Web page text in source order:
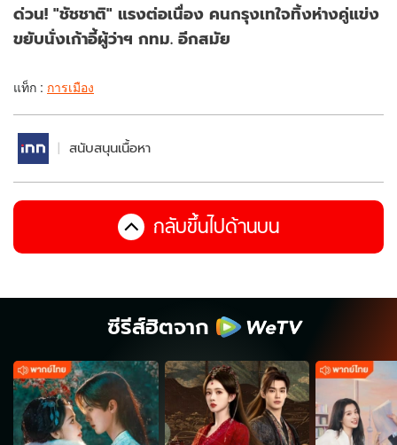
ด่วน! "ชัชชาติ" แรงต่อเนื่อง คนกรุงเทใจทิ้งห่างคู่แข่ง
ขยับนั่งเก้าอี้ผู้ว่าฯ กทม. อีกสมัย
แท็ก : การเมือง
สนับสนุนเนื้อหา
กลับขึ้นไปด้านบน
ซีรีส์ฮิตจาก